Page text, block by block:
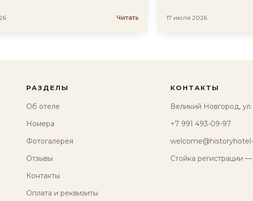
Читать 17 июля 2026
РАЗДЕЛЫ
Об отеле
Номера
Фотогалерея
Отзывы
Контакты
Оплата и реквизиты
КОНТАКТЫ
Великий Новгород, ул.
+7 991 493-09-97
Стойка регистрации —